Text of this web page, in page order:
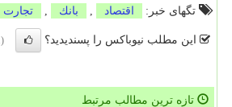
تگهای خبر:
اقتصاد بانك تجارت
این مطلب نیوباکس را پسندیدید؟ (1)
تازه ترین مطالب مرتبط